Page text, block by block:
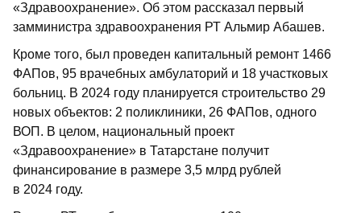
«Здравоохранение». Об этом рассказал первый
замминистра здравоохранения РТ Альмир Абашев.
Кроме того, был проведен капитальный ремонт 1466
ФАПов, 95 врачебных амбулаторий и 18 участковых
больниц. В 2024 году планируется строительство 29
новых объектов: 2 поликлиники, 26 ФАПов, одного
ВОП. В целом, национальный проект
«Здравоохранение» в Татарстане получит
финансирование в размере 3,5 млрд рублей
в 2024 году.